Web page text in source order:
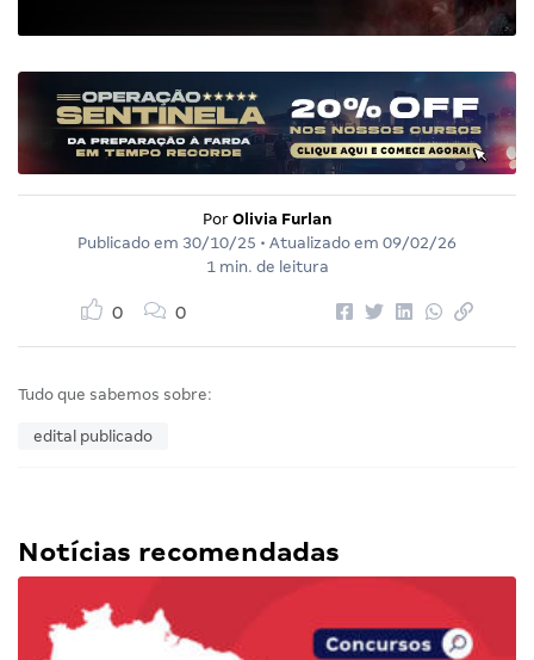
Por Olivia Furlan
Publicado em 30/10/25 • Atualizado em 09/02/26
1 min. de leitura
0 0
Tudo que sabemos sobre:
edital publicado
Notícias recomendadas